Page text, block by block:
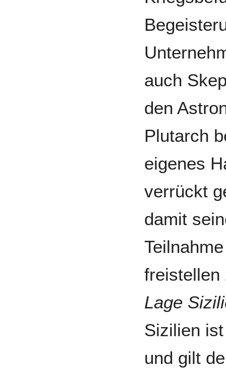
auch
den
Plutarch
eigenes
verrückt
damit
freistellen
Lage
Sizilien
und gilt